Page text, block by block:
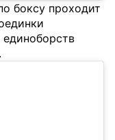
боксу проходит